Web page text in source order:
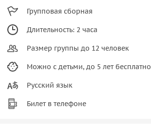
Групповая сборная
Длительность: 2 часа
Размер группы до 12 человек
Можно с детьми, до 5 лет бесплатно
Русский язык
Билет в телефоне